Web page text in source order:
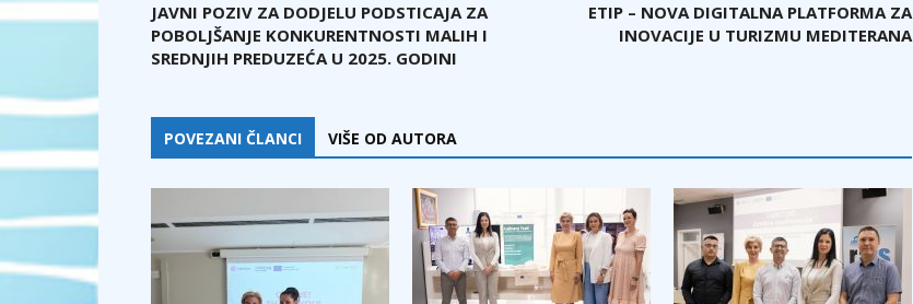
JAVNI POZIV ZA DODJELU PODSTICAJA ZA
POBOLJŠANJE KONKURENTNOSTI MALIH I
SREDNJIH PREDUZEĆA U 2025. GODINI
ETIP – NOVA DIGITALNA PLATFORMA ZA
INOVACIJE U TURIZMU MEDITERANA
POVEZANI ČLANCI VIŠE OD AUTORA